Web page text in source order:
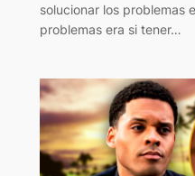
solucionar los problemas
problemas era si tener…